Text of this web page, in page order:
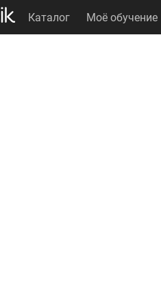
Каталог Моё обучение